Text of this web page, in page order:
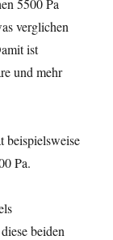
5500 Pa
verglichen
ist
und mehr
beispielsweise
Pa.
beiden